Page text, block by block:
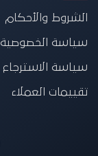
الشروط والأحكام
سياسة الخصوصية
سياسة الاسترجاع
تقييمات العملاء